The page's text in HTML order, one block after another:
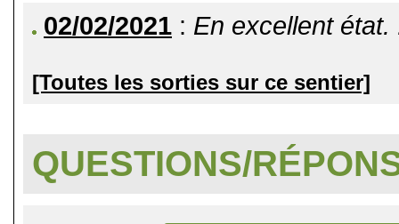
02/02/2021 : En excellent
[Toutes les sorties sur ce sentier]
QUESTIONS/